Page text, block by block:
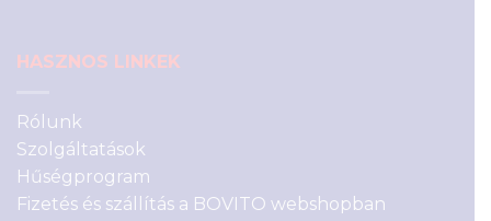
HASZNOS LINKEK
Rólunk
Szolgáltatások
Hűségprogram
Fizetés és szállítás a BOVITO webshopban